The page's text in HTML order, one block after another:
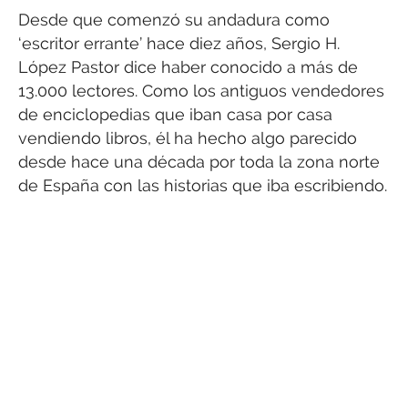
Desde que comenzó su andadura como
‘escritor errante’ hace diez años, Sergio H.
López Pastor dice haber conocido a más de
13.000 lectores. Como los antiguos vendedores
de enciclopedias que iban casa por casa
vendiendo libros, él ha hecho algo parecido
desde hace una década por toda la zona norte
de España con las historias que iba escribiendo.